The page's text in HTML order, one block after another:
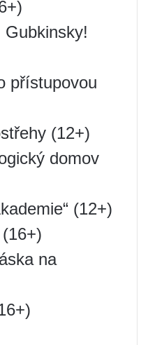
Gubkinsky!
přístupovou
(12+)
domov
(12+)
na